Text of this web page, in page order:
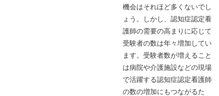
機会はそれほど多くないでし
ょう。しかし、認知症認定看
護師の需要の高まりに応じて
受験者の数は年々増加してい
ます。受験者数が増えること
は病院や介護施設などの現場
で活躍する認知症認定看護師
の数の増加にもつながるた